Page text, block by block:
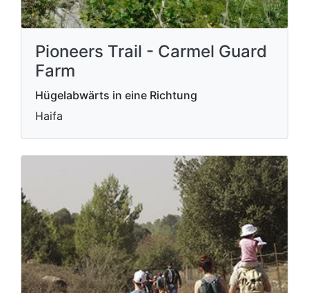
Pioneers Trail - Carmel Guard
Farm
Hügelabwärts in eine Richtung
Haifa